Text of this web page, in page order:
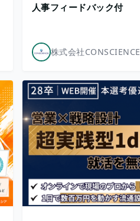
人事フィードバック付
株式会社CONSCIENCE